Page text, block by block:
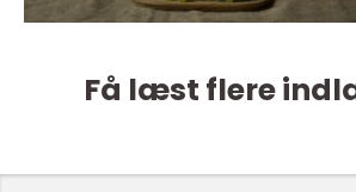
Få læst flere